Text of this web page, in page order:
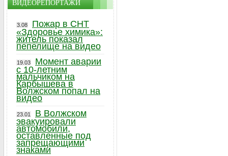
ВИДЕОРЕПОРТАЖИ
3.08
Пожар в СНТ
«Здоровье химика»:
житель показал
пепелище на видео
19.03
Момент аварии
с 10-летним
мальчиком на
Карбышева в
Волжском попал на
видео
23.01
В Волжском
эвакуировали
автомобили,
оставленные под
запрещающими
знаками